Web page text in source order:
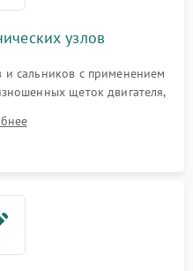
узлов
сальников с применением
щеток двигателя,
манжеты.